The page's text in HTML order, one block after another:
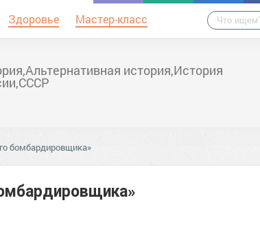
Здоровье Мастер-класс
история,История
бомбардировщика»